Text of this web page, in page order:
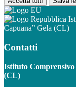
Capuana” Gela (CL)
Contatti
Istituto Comprensivo
(CL)